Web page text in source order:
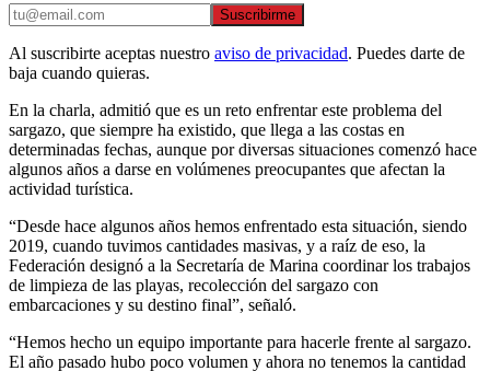
Suscribirme
Al suscribirte aceptas nuestro aviso de privacidad. Puedes darte de
baja cuando quieras.
En la charla, admitió que es un reto enfrentar este problema del
sargazo, que siempre ha existido, que llega a las costas en
determinadas fechas, aunque por diversas situaciones comenzó hace
algunos años a darse en volúmenes preocupantes que afectan la
actividad turística.
“Desde hace algunos años hemos enfrentado esta situación, siendo
2019, cuando tuvimos cantidades masivas, y a raíz de eso, la
Federación designó a la Secretaría de Marina coordinar los trabajos
de limpieza de las playas, recolección del sargazo con
embarcaciones y su destino final”, señaló.
“Hemos hecho un equipo importante para hacerle frente al sargazo.
El año pasado hubo poco volumen y ahora no tenemos la cantidad